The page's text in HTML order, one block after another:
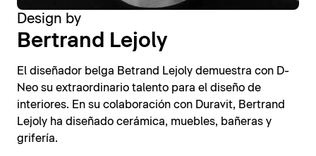
Design by
Bertrand Lejoly
El diseñador belga Betrand Lejoly demuestra con D-
Neo su extraordinario talento para el diseño de
interiores. En su colaboración con Duravit, Bertrand
Lejoly ha diseñado cerámica, muebles, bañeras y
grifería.